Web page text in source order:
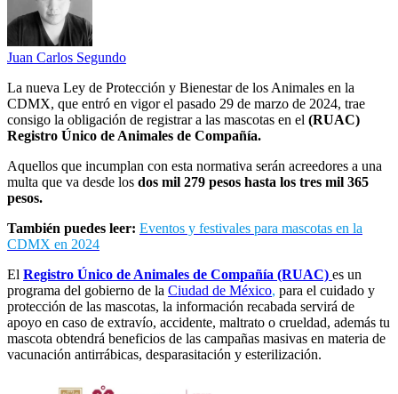
Juan Carlos Segundo
La nueva Ley de Protección y Bienestar de los Animales en la
CDMX, que entró en vigor el pasado 29 de marzo de 2024, trae
consigo la obligación de registrar a las mascotas en el (RUAC)
Registro Único de Animales de Compañía.
Aquellos que incumplan con esta normativa serán acreedores a una
multa que va desde los dos mil 279 pesos hasta los tres mil 365
pesos.
También puedes leer: Eventos y festivales para mascotas en la
CDMX en 2024
El Registro Único de Animales de Compañía (RUAC) es un
programa del gobierno de la Ciudad de México, para el cuidado y
protección de las mascotas, la información recabada servirá de
apoyo en caso de extravío, accidente, maltrato o crueldad, además tu
mascota obtendrá beneficios de las campañas masivas en materia de
vacunación antirrábicas, desparasitación y esterilización.